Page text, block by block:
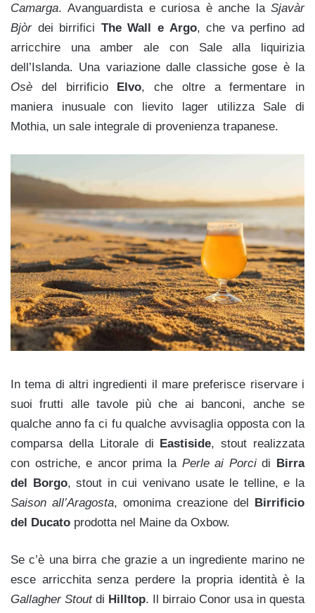
Camarga. Avanguardista e curiosa è anche la Sjavàr
Bjòrdei birrifici The Wall e Argo, che va perfino ad
arricchire una amber ale con Sale alla liquirizia
dell’Islanda. Una variazione dalle classiche gose è la
Osè del birrificio Elvo, che oltre a fermentare in
maniera inusuale con lievito lager utilizza Sale di
Mothia, un sale integrale di provenienza trapanese.
In tema di altri ingredienti il mare preferisce riservare i
suoi frutti alle tavole più che ai banconi, anche se
qualche anno fa ci fu qualche avvisaglia opposta con la
comparsa della Litorale di Eastiside, stout realizzata
con ostriche, e ancor prima la Perle ai Porcidi Birra
del Borgo, stout in cui venivano usate le telline, e la
Saison all’Aragosta, omonima creazione del Birrificio
del Ducato prodotta nel Maine da Oxbow.
Se c’è una birra che grazie a un ingrediente marino ne
esce arricchita senza perdere la propria identità è la
Gallagher Stoutdi Hilltop. Il birraio Conor usa in questa